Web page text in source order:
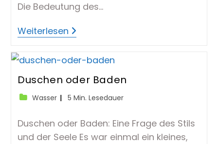
Die Bedeutung des…
WeiterlesenPH-
Messgerät:
Leitfaden
Duschen oder Baden
Beitrags-
Wasser Lesedauer:
5 Min. Lesedauer
Duschen oder Baden: Eine Frage des Stils
und der Seele Es war einmal ein kleines,